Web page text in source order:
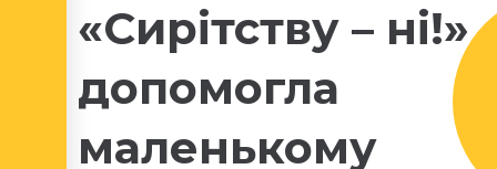
«Сирітству – ні!»
допомогла
маленькому